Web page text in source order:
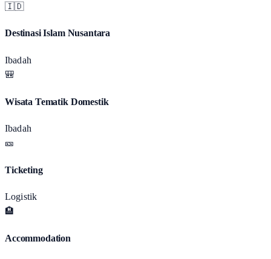
🇮🇩
Destinasi Islam Nusantara
Ibadah
🎒
Wisata Tematik Domestik
Ibadah
🎫
Ticketing
Logistik
🏨
Accommodation